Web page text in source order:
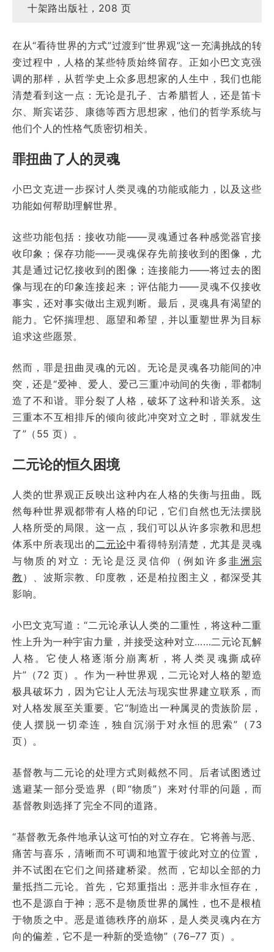
十架路出版社，208 页
在从“看待世界的方式”过渡到“世界观”这一充满挑战的转
变过程中，人格的某些特质始终留存。正如小巴文克强
调的那样，从哲学史上众多思想家的人生中，我们也能
清楚看到这一点：无论是孔子、古希腊哲人，还是笛卡
尔、斯宾诺莎、康德等西方思想家，他们的哲学系统与
他们个人的性格气质密切相关。
罪扭曲了人的灵魂
小巴文克进一步探讨人类灵魂的功能或能力，以及这些
功能如何帮助理解世界。
这些功能包括：接收功能——灵魂通过各种感觉器官接
收印象；保存功能——灵魂保存先前接收到的图像，尤
其是通过记忆接收到的图像；连接能力——将过去的图
像与现在的印象连接起来；评估能力——灵魂不仅接收
事实，还对事实做出主观判断。最后，灵魂具有渴望的
能力。它怀揣理想、愿望和希望，并以重塑世界为目标
追求这些愿景。
然而，罪是扭曲灵魂的元凶。无论是灵魂各功能间的冲
突，还是“爱神、爱人、爱己三重冲动间的失衡，罪都制
造了不和谐。罪分裂了人格，破坏了这种和谐关系。这
三重本不互相排斥的倾向彼此冲突对立之时，罪就发生
了”（55 页）。
二元论的恒久困境
人类的世界观正反映出这种内在人格的失衡与扭曲。既
然每种世界观都带有人格的印记，它们自然也无法摆脱
人格所受的局限。这一点，我们可以从许多宗教和思想
体系中所表现出的 二元论中看得特别清楚，尤其是灵魂
与物质的对立：无论是泛灵信仰（例如许多非洲宗
教 ）、波斯宗教、印度教，还是柏拉图主义，都深受其
影响。
小巴文克写道：“二元论承认人类的二重性，将这种二重
性上升为一种宇宙力量，并接受这种对立……二元论瓦解
人格。它使人格逐渐分崩离析，将人类灵魂撕成碎
片”（72 页）。作为一种世界观，二元论对人格的塑造
极具破坏力，因为它让人无法与现实世界建立联系，而
对人格发展至关重要。它“制造出一种属灵的贵族阶层，
使人摆脱一切牵连，独自沉溺于对永恒的思索”（73
页）。
基督教与二元论的处理方式则截然不同。后者试图透过
逃避某一部分受造界（即“物质”）来对付罪的问题，而
基督教则选择了完全不同的道路。
“基督教无条件地承认这可怕的对立存在。它将善与恶、
痛苦与喜乐，清晰而不可调和地置于彼此对立的位置，
并不试图在它们之间搭建桥梁。然而，它却以全部的力
量抵挡二元论。首先，它郑重指出：恶并非永恒存在，
也不是源自于神；恶不是物质世界的属性，也不是根植
于物质之中。恶是道德秩序的崩坏，是人类灵魂内在方
向的偏差，它不是一种新的受造物”（76–77 页）。